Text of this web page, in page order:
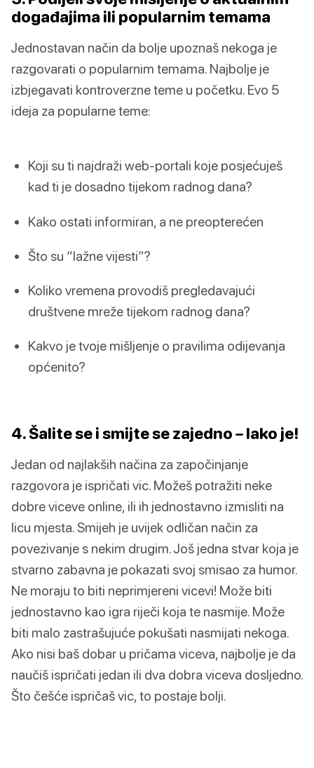
događajima ili popularnim temama
Jednostavan način da bolje upoznaš nekoga je
razgovarati o popularnim temama. Najbolje je
izbjegavati kontroverzne teme u početku. Evo 5
ideja za popularne teme:
Koji su ti najdraži web-portali koje posjećuješ
kad ti je dosadno tijekom radnog dana?
Kako ostati informiran, a ne preopterećen
Što su “lažne vijesti”?
Koliko vremena provodiš pregledavajući
društvene mreže tijekom radnog dana?
Kakvo je tvoje mišljenje o pravilima odijevanja
općenito?
4. Šalite se i smijte se zajedno – lako je!
Jedan od najlakših načina za započinjanje
razgovora je ispričati vic. Možeš potražiti neke
dobre viceve online, ili ih jednostavno izmisliti na
licu mjesta. Smijeh je uvijek odličan način za
povezivanje s nekim drugim. Još jedna stvar koja je
stvarno zabavna je pokazati svoj smisao za humor.
Ne moraju to biti neprimjereni vicevi! Može biti
jednostavno kao igra riječi koja te nasmije. Može
biti malo zastrašujuće pokušati nasmijati nekoga.
Ako nisi baš dobar u pričama viceva, najbolje je da
naučiš ispričati jedan ili dva dobra viceva dosljedno.
Što češće ispričaš vic, to postaje bolji.